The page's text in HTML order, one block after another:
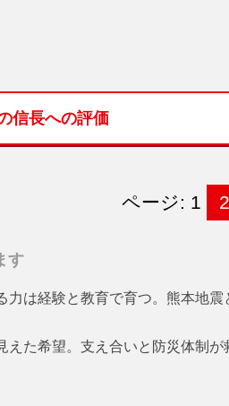
信長への評価
ページ: 1 2
す
力は経験と教育で育つ。熊本地
えた希望。支え合いと防災体制が